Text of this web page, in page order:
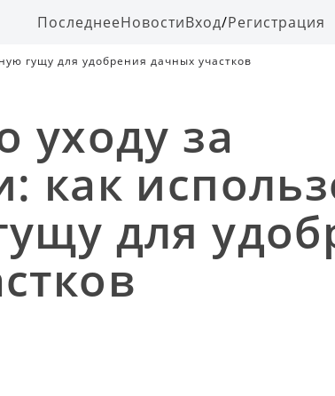
ПоследнееНовостиВход/Регистрация
гущу для удобрения дачных участков
уходу за
как
для